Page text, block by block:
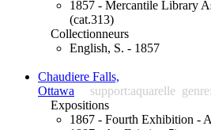
1857 - Mercantile Library
(cat.313)
Collectionneurs
English, S. - 1857
Chaudiere Falls,
Ottawa
support:aquarelle
Expositions
1867 - Fourth Exhibition -